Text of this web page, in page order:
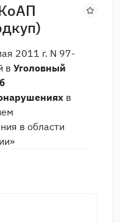
2011 г. N 97-
в Уголовный
в
в области